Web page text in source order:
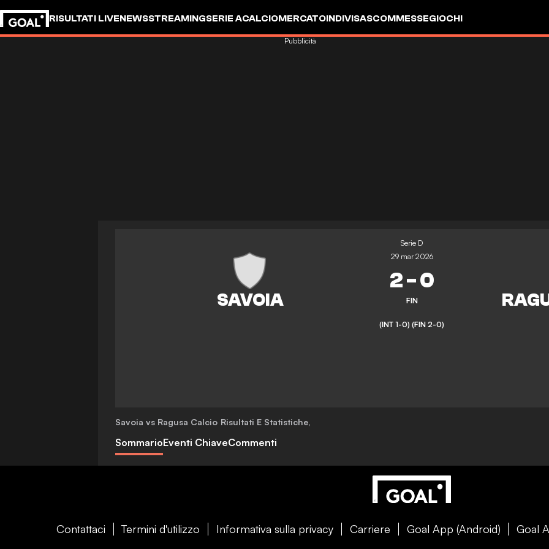
RISULTATI LIVENEWSSTREAMINGSERIE ACALCIOMERCATOINDIVISASCOMMESSEGIOCHI
Pubblicità
Serie D
29 mar 2026
2-0
FIN
(INT 1-0) (FIN 2-0)
Savoia vs Ragusa Calcio Risultati E Statistiche,
SommarioEventi ChiaveCommenti
Contattaci Termini d'utilizzo Informativa sulla privacy Carriere Goal App (Android) Goal